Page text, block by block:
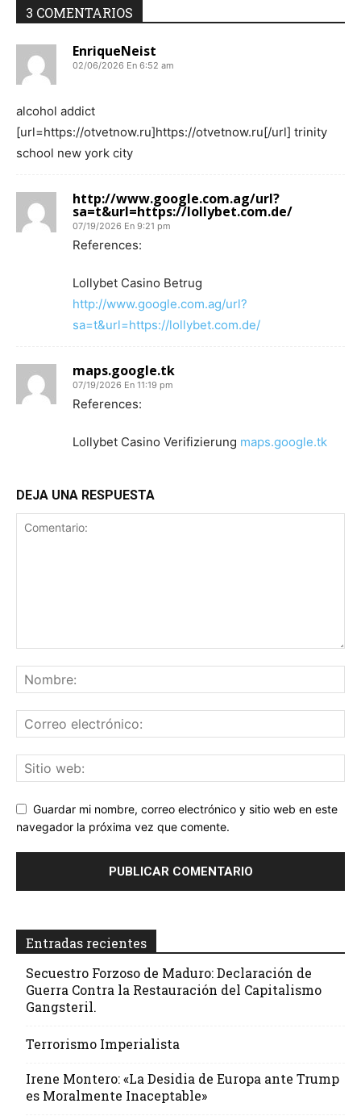
3 COMENTARIOS
EnriqueNeist
02/06/2026 En 6:52 am
alcohol addict
[url=https://otvetnow.ru]https://otvetnow.ru[/url] trinity
school new york city
http://www.google.com.ag/url?
sa=t&url=https://lollybet.com.de/
07/19/2026 En 9:21 pm
References:
Lollybet Casino Betrug
http://www.google.com.ag/url?
sa=t&url=https://lollybet.com.de/
maps.google.tk
07/19/2026 En 11:19 pm
References:
Lollybet Casino Verifizierung maps.google.tk
DEJA UNA RESPUESTA
Guardar mi nombre, correo electrónico y sitio web en este
navegador la próxima vez que comente.
Entradas recientes
Secuestro Forzoso de Maduro: Declaración de
Guerra Contra la Restauración del Capitalismo
Gangsteril.
Terrorismo Imperialista
Irene Montero: «La Desidia de Europa ante Trump
es Moralmente Inaceptable»